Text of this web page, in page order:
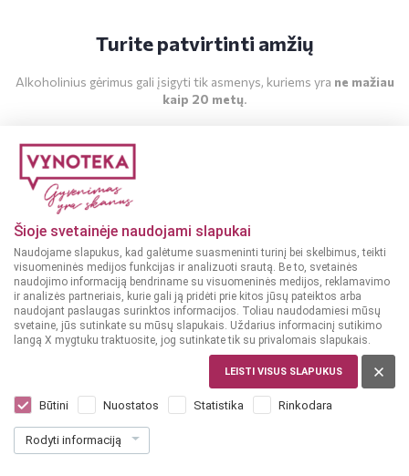
Šioje svetainėje naudojami slapukai
Naudojame slapukus, kad galėtume suasmeninti turinį bei skelbimus, teikti
visuomeninės medijos funkcijas ir analizuoti srautą. Be to, svetainės
naudojimo informaciją bendriname su visuomeninės medijos, reklamavimo
ir analizės partneriais, kurie gali ją pridėti prie kitos jūsų pateiktos arba
naudojant paslaugas surinktos informacijos. Toliau naudodamiesi mūsų
svetaine, jūs sutinkate su mūsų slapukais. Uždarius informacinį sutikimo
langą X mygtuku traktuosite, jog sutinkate tik su privalomais slapukais.
LEISTI VISUS SLAPUKUS
Būtini Nuostatos Statistika Rinkodara
Rodyti informaciją
Turite patvirtinti amžių
Alkoholinius gėrimus gali įsigyti tik asmenys, kuriems yra ne mažiau
kaip 20 metų.
Claude Chateller XO 0,5 L
Dar nėra balsų, galite įvertinti
99